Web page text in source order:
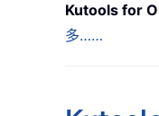
Kutools for
多……